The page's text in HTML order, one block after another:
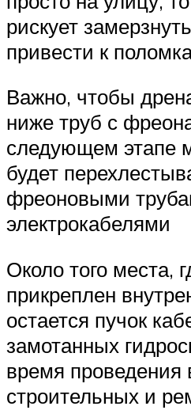
рискует
привести к
Важно, чтобы
ниже труб с
следующем этапе
будет
фреоновыми
электрокабелями
Около того места,
прикреплен
остается пучок
замотанных
время проведения
строительных и